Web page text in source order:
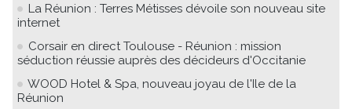
La Réunion : Terres Métisses dévoile son nouveau site
internet
Corsair en direct Toulouse - Réunion : mission
séduction réussie auprès des décideurs d'Occitanie
WOOD Hotel & Spa, nouveau joyau de l'Ile de la
Réunion